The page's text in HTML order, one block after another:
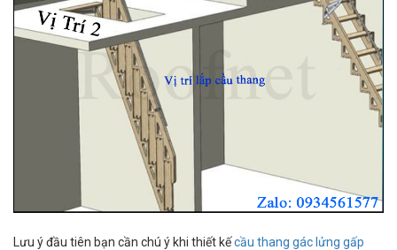
Lưu ý đầu tiên bạn cần chú ý khi thiết kếcầu thang gác lửng gấp